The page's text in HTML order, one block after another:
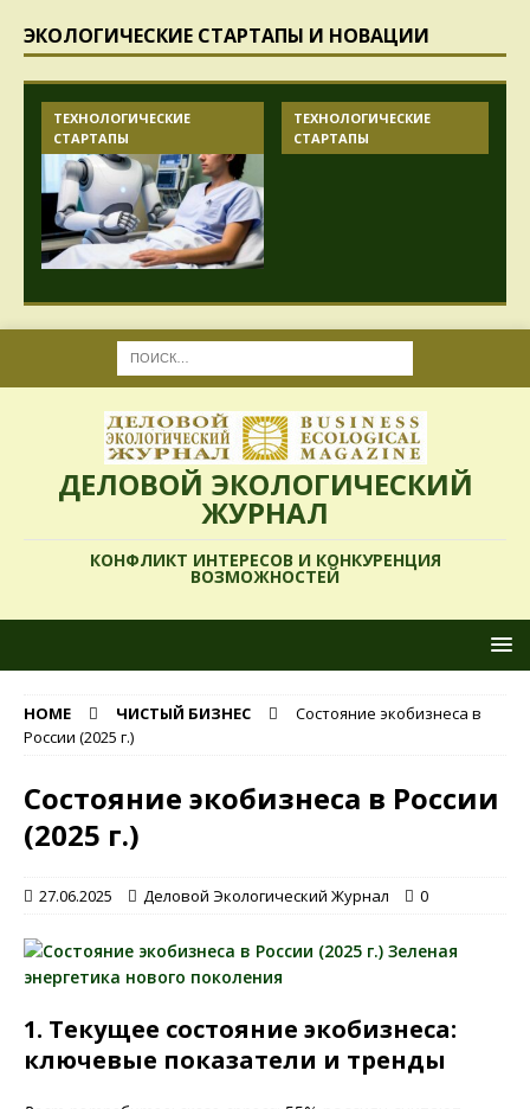
ЭКОЛОГИЧЕСКИЕ СТАРТАПЫ И НОВАЦИИ
ТЕХНОЛОГИЧЕСКИЕ
СТАРТАПЫ
ТЕХНОЛОГИЧЕСКИЕ
СТАРТАПЫ
ДЕЛОВОЙ ЭКОЛОГИЧЕСКИЙ
ЖУРНАЛ
КОНФЛИКТ ИНТЕРЕСОВ И КОНКУРЕНЦИЯ
ВОЗМОЖНОСТЕЙ
HOME ЧИСТЫЙ БИЗНЕС
Состояние экобизнеса в
России (2025 г.)
Состояние экобизнеса в России
(2025 г.)
27.06.2025 Деловой Экологический Журнал 0
1. Текущее состояние экобизнеса:
ключевые показатели и тренды